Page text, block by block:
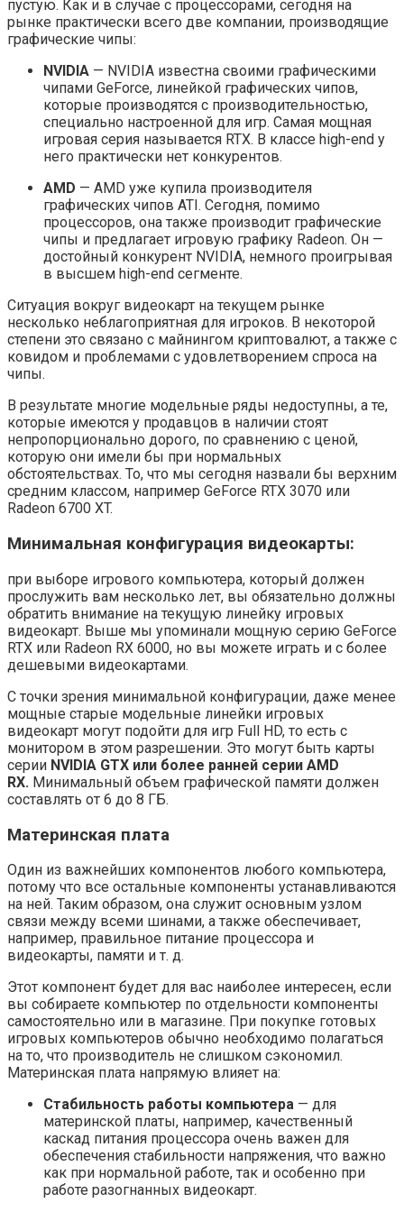
пустую. Как и в случае с процессорами, сегодня на
рынке практически всего две компании, производящие
графические чипы:
NVIDIA — NVIDIA известна своими графическими
чипами GeForce, линейкой графических чипов,
которые производятся с производительностью,
специально настроенной для игр. Самая мощная
игровая серия называется RTX. В классе high-end у
него практически нет конкурентов.
AMD — AMD уже купила производителя
графических чипов ATI. Сегодня, помимо
процессоров, она также производит графические
чипы и предлагает игровую графику Radeon. Он —
достойный конкурент NVIDIA, немного проигрывая
в высшем high-end сегменте.
Ситуация вокруг видеокарт на текущем рынке
несколько неблагоприятная для игроков. В некоторой
степени это связано с майнингом криптовалют, а также с
ковидом и проблемами с удовлетворением спроса на
чипы.
В результате многие модельные ряды недоступны, а те,
которые имеются у продавцов в наличии стоят
непропорционально дорого, по сравнению с ценой,
которую они имели бы при нормальных
обстоятельствах. То, что мы сегодня назвали бы верхним
средним классом, например GeForce RTX 3070 или
Radeon 6700 XT.
Минимальная конфигурация видеокарты:
при выборе игрового компьютера, который должен
прослужить вам несколько лет, вы обязательно должны
обратить внимание на текущую линейку игровых
видеокарт. Выше мы упоминали мощную серию GeForce
RTX или Radeon RX 6000, но вы можете играть и с более
дешевыми видеокартами.
С точки зрения минимальной конфигурации, даже менее
мощные старые модельные линейки игровых
видеокарт могут подойти для игр Full HD, то есть с
монитором в этом разрешении. Это могут быть карты
серии NVIDIA GTX или более ранней серии AMD
RX. Минимальный объем графической памяти должен
составлять от 6 до 8 ГБ.
Материнская плата
Один из важнейших компонентов любого компьютера,
потому что все остальные компоненты устанавливаются
на ней. Таким образом, она служит основным узлом
связи между всеми шинами, а также обеспечивает,
например, правильное питание процессора и
видеокарты, памяти и т. д.
Этот компонент будет для вас наиболее интересен, если
вы собираете компьютер по отдельности компоненты
самостоятельно или в магазине. При покупке готовых
игровых компьютеров обычно необходимо полагаться
на то, что производитель не слишком сэкономил.
Материнская плата напрямую влияет на:
Стабильность работы компьютера — для
материнской платы, например, качественный
каскад питания процессора очень важен для
обеспечения стабильности напряжения, что важно
как при нормальной работе, так и особенно при
работе разогнанных видеокарт.